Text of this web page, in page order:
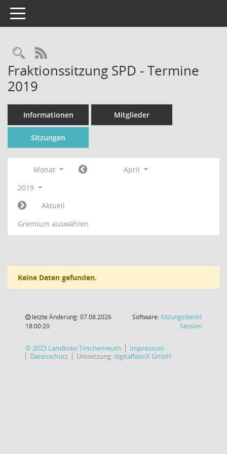
Toggle navigation
Rechercheauswahl
RSS-Feed
Fraktionssitzung SPD - Termine
2019
Informationen Mitglieder
Sitzungen
Monat
April
2019
Aktuell
Gremium auswählen
Keine Daten gefunden.
letzte Änderung: 07.08.2026
18:00:20
Software:Sitzungsdienst
Session(Wird in
© 2023 Landkreis Tirschenreuth
Impressum
Datenschutz
Umsetzung:digitalfabriX GmbH